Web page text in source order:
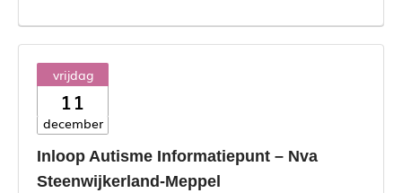
vrijdag
11
december
Inloop Autisme Informatiepunt – Nva
Steenwijkerland-Meppel